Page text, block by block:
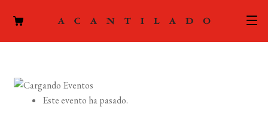
Este evento ha pasado.